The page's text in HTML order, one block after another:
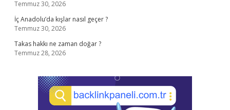
Temmuz 30, 2026
İç Anadolu’da kışlar nasıl geçer ?
Temmuz 30, 2026
Takas hakkı ne zaman doğar ?
Temmuz 28, 2026